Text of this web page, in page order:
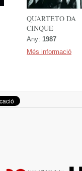
QUARTETO DA
CINQUE
Any: 1987
Més informació